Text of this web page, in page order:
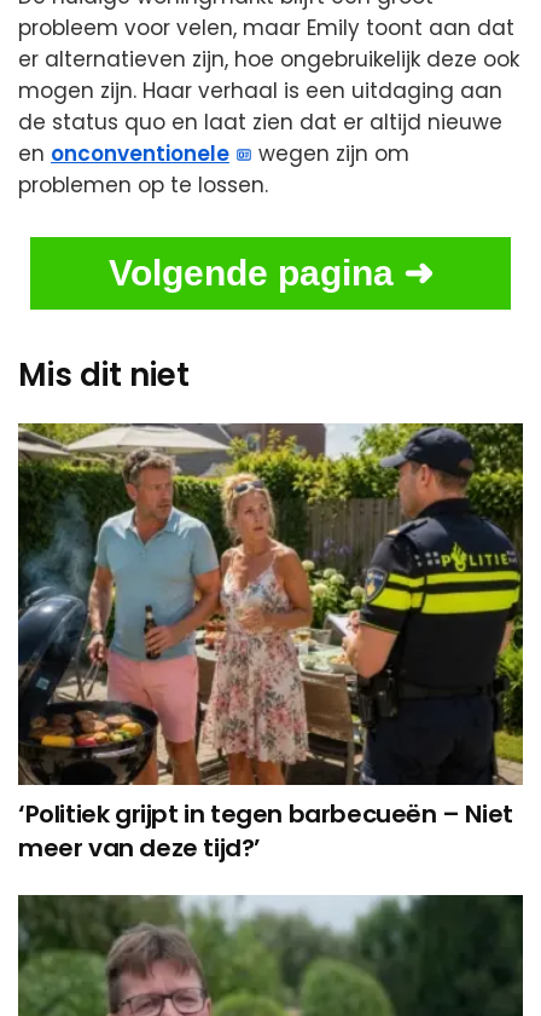
probleem voor velen, maar Emily toont aan dat
er alternatieven zijn, hoe ongebruikelijk deze ook
mogen zijn. Haar verhaal is een uitdaging aan
de status quo en laat zien dat er altijd nieuwe
en onconventionele
wegen zijn om
problemen op te lossen.
Volgende pagina ➜
Mis dit niet
‘Politiek grijpt in tegen barbecueën – Niet
meer van deze tijd?’